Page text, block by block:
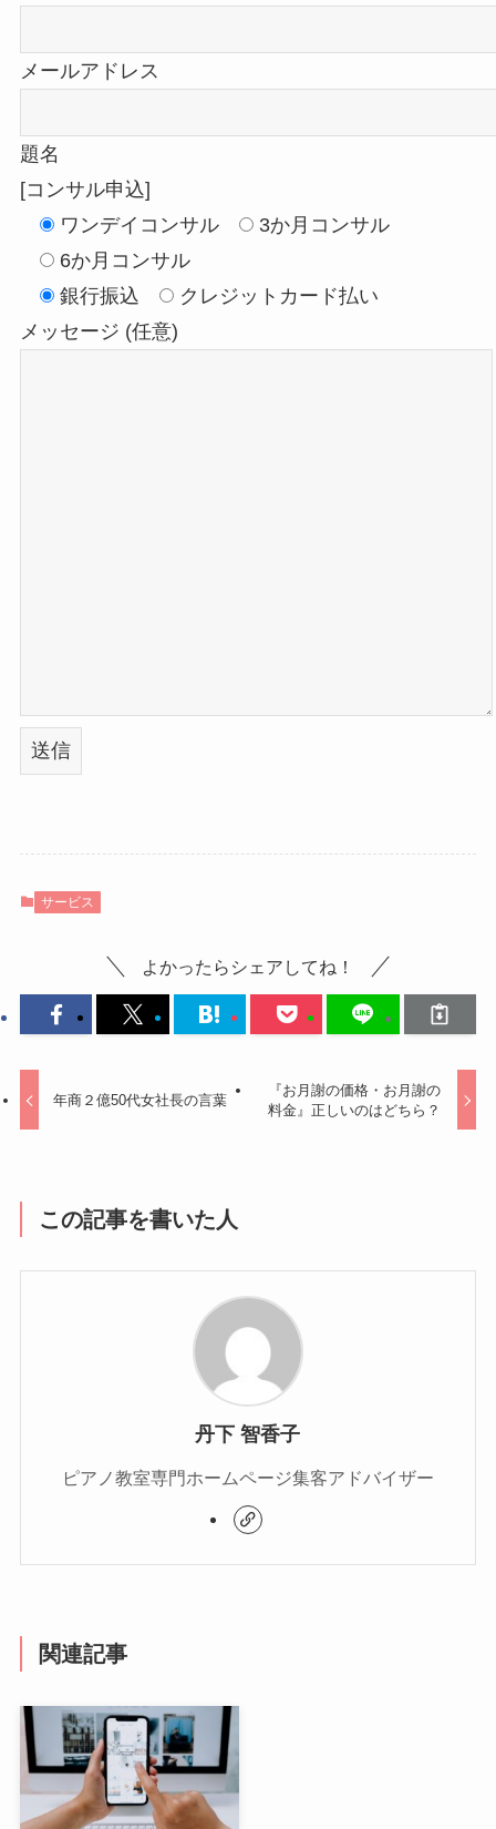
メールアドレス
題名
[コンサル申込]
ワンデイコンサル
3か月コンサル
6か月コンサル
銀行振込
クレジットカード払い
メッセージ (任意)
サービス
よかったらシェアしてね！
年商２億50代女社長の言葉
『お月謝の価格・お月謝の
料金』正しいのはどちら？
この記事を書いた人
丹下 智香子
ピアノ教室専門ホームページ集客アドバイザー
関連記事